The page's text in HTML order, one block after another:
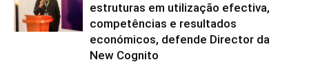
estruturas em utilização efectiva,
competências e resultados
económicos, defende Director da
New Cognito